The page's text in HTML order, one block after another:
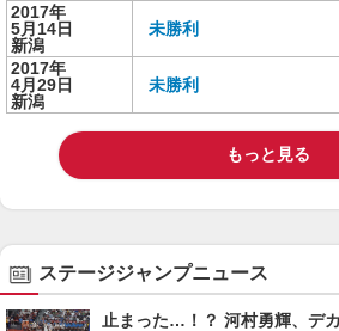
2017年
5月14日
新潟
未勝利
2017年
4月29日
新潟
未勝利
もっと見る
ステージジャンプニュース
止まった…！？ 河村勇輝、デ